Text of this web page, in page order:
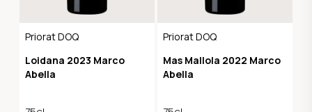
Priorat DOQ
Loidana 2023 Marco
Abella
Priorat DOQ
Mas Mallola 2022 Marco
Abella